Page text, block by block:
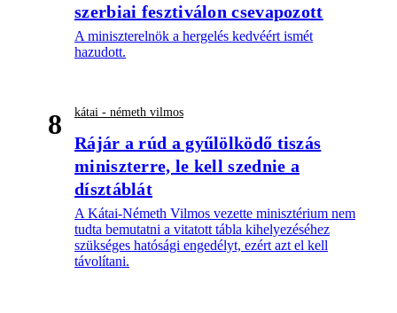
szerbiai fesztiválon csevapozott
A miniszterelnök a hergelés kedvéért ismét
hazudott.
8 kátai - németh vilmos
Rájár a rúd a gyűlölködő tiszás
miniszterre, le kell szednie a
dísztáblát
A Kátai-Németh Vilmos vezette minisztérium nem
tudta bemutatni a vitatott tábla kihelyezéséhez
szükséges hatósági engedélyt, ezért azt el kell
távolítani.